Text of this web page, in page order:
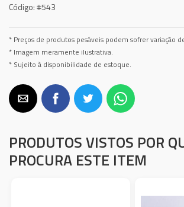
Código:#543
* Preços de produtos pesáveis podem sofrer variação
* Imagem meramente ilustrativa.
* Sujeito à disponibilidade de estoque.
PRODUTOS VISTOS POR
PROCURA ESTE ITEM